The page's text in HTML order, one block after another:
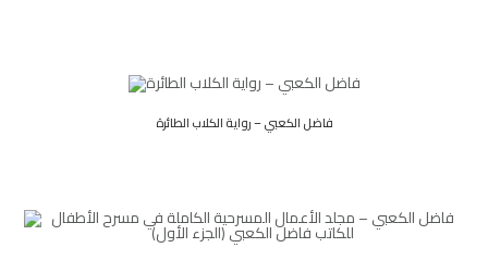
فاضل الكعبي – رواية الكلاب الطائرة